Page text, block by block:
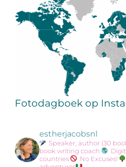
Fotodagboek op
estherjacobsnl
Speaker, author (30
book writing coach
countries
No Excuses!